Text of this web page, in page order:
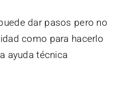
dar pasos pero no
como para hacerlo
ayuda técnica